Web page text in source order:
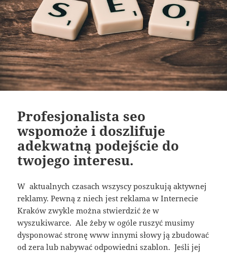
Profesjonalista seo
wspomoże i doszlifuje
adekwatną podejście do
twojego interesu.
W aktualnych czasach wszyscy poszukują aktywnej
reklamy. Pewną z niech jest reklama w Internecie
Kraków zwykle można stwierdzić że w
wyszukiwarce. Ale żeby w ogóle ruszyć musimy
dysponować stronę www innymi słowy ją zbudować
od zera lub nabywać odpowiedni szablon. Jeśli jej